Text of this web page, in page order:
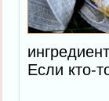
Если кто-